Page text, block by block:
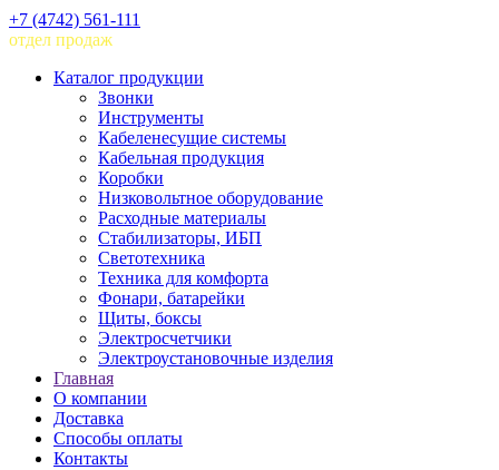
+7 (4742) 561-111
отдел продаж
Каталог продукции
Звонки
Инструменты
Кабеленесущие системы
Кабельная продукция
Коробки
Низковольтное оборудование
Расходные материалы
Стабилизаторы, ИБП
Светотехника
Техника для комфорта
Фонари, батарейки
Щиты, боксы
Электросчетчики
Электроустановочные изделия
Главная
О компании
Доставка
Способы оплаты
Контакты